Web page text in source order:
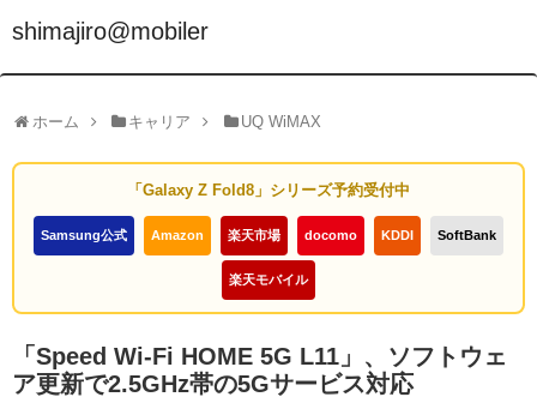
shimajiro@mobiler
ホーム キャリア UQ WiMAX
「Galaxy Z Fold8」シリーズ予約受付中
Samsung公式 Amazon 楽天市場 docomo KDDI SoftBank
楽天モバイル
「Speed Wi-Fi HOME 5G L11」、ソフトウェ
ア更新で2.5GHz帯の5Gサービス対応